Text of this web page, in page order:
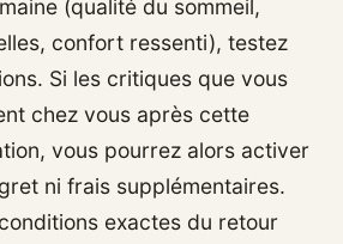
(qualité du sommeil,
confort ressenti), testez
Si les critiques que vous
chez vous après cette
vous pourrez alors activer
ni frais supplémentaires.
exactes du retour